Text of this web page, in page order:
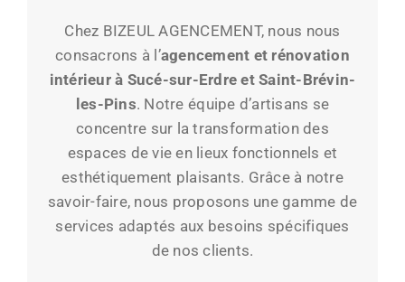
Chez BIZEUL AGENCEMENT, nous nous
consacrons à l’agencement et rénovation
intérieur à Sucé-sur-Erdre et Saint-Brévin-
les-Pins. Notre équipe d’artisans se
concentre sur la transformation des
espaces de vie en lieux fonctionnels et
esthétiquement plaisants. Grâce à notre
savoir-faire, nous proposons une gamme de
services adaptés aux besoins spécifiques
de nos clients.